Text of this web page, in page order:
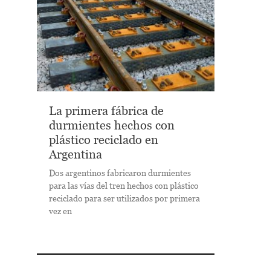
La primera fábrica de
durmientes hechos con
plástico reciclado en
Argentina
Dos argentinos fabricaron durmientes
para las vías del tren hechos con plástico
reciclado para ser utilizados por primera
vez en